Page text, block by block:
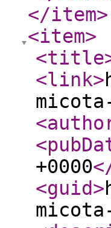
</item>
<item>
<title
<link>
+0000
<guid>